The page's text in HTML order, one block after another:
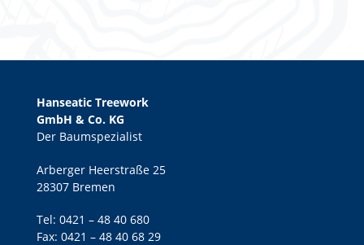
Hanseatic Treework
GmbH & Co. KG
Der Baumspezialist
Arberger Heerstraße 25
28307 Bremen
Tel: 0421 – 48 40 680
Fax: 0421 – 48 40 68 29